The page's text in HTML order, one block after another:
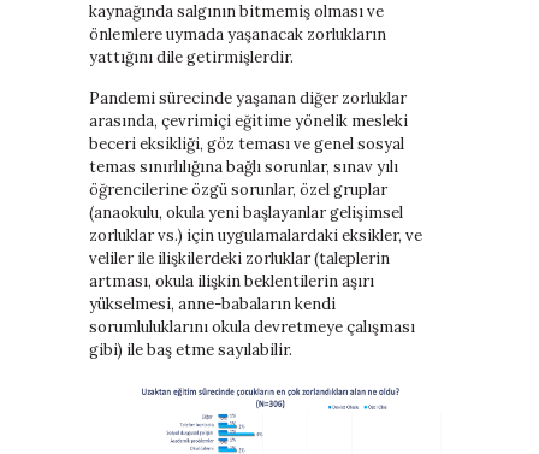
kaynağında salgının bitmemiş olması ve
önlemlere uymada yaşanacak zorlukların
yattığını dile getirmişlerdir.
Pandemi sürecinde yaşanan diğer zorluklar
arasında, çevrimiçi eğitime yönelik mesleki
beceri eksikliği, göz teması ve genel sosyal
temas sınırlılığına bağlı sorunlar, sınav yılı
öğrencilerine özgü sorunlar, özel gruplar
(anaokulu, okula yeni başlayanlar gelişimsel
zorluklar vs.) için uygulamalardaki eksikler, ve
veliler ile ilişkilerdeki zorluklar (taleplerin
artması, okula ilişkin beklentilerin aşırı
yükselmesi, anne-babaların kendi
sorumluluklarını okula devretmeye çalışması
gibi) ile baş etme sayılabilir.